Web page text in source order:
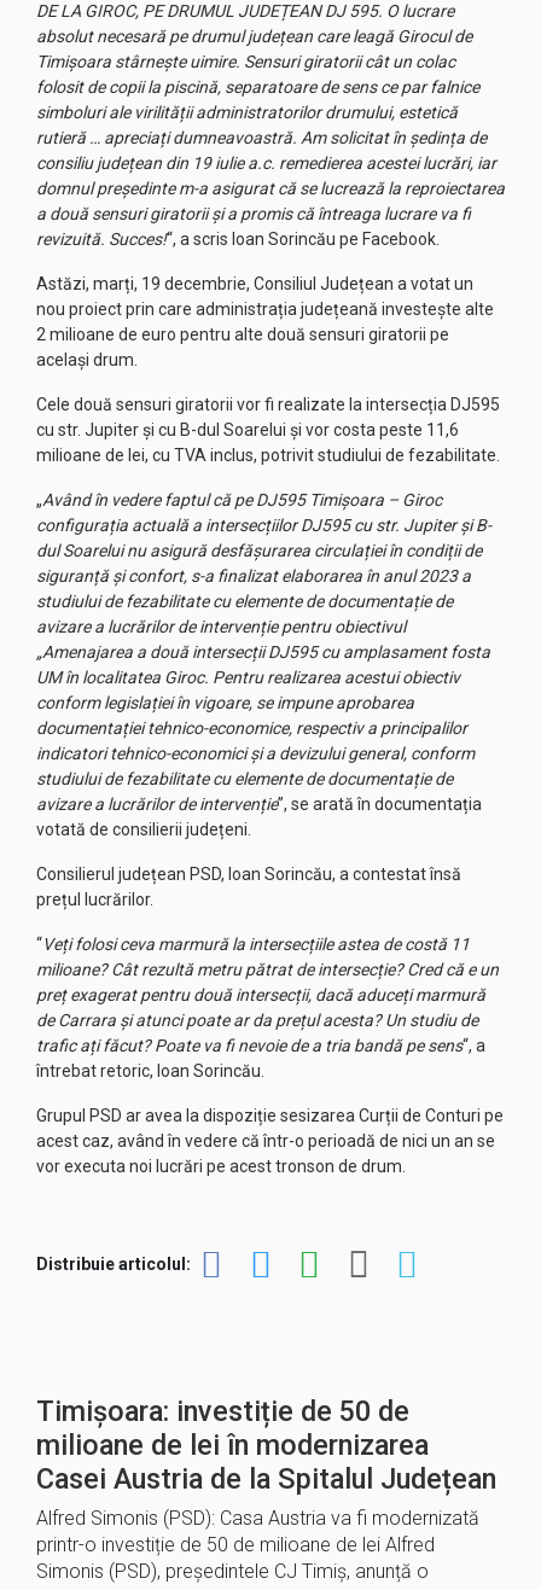
DE LA GIROC, PE DRUMUL JUDEȚEAN DJ 595. O lucrare
absolut necesară pe drumul județean care leagă Girocul de
Timișoara stârnește uimire. Sensuri giratorii cât un colac
folosit de copii la piscină, separatoare de sens ce par falnice
simboluri ale virilității administratorilor drumului, estetică
rutieră … apreciați dumneavoastră. Am solicitat în ședința de
consiliu județean din 19 iulie a.c. remedierea acestei lucrări, iar
domnul președinte m-a asigurat că se lucrează la reproiectarea
a două sensuri giratorii și a promis că întreaga lucrare va fi
revizuită. Succes!“, a scris Ioan Sorincău pe Facebook.
Astăzi, marți, 19 decembrie, Consiliul Județean a votat un
nou proiect prin care administrația județeană investește alte
2 milioane de euro pentru alte două sensuri giratorii pe
același drum.
Cele două sensuri giratorii vor fi realizate la intersecția DJ595
cu str. Jupiter și cu B-dul Soarelui și vor costa peste 11,6
milioane de lei, cu TVA inclus, potrivit studiului de fezabilitate.
„Având în vedere faptul că pe DJ595 Timișoara – Giroc
configurația actuală a intersecțiilor DJ595 cu str. Jupiter și B-
dul Soarelui nu asigură desfășurarea circulației în condiții de
siguranță și confort, s-a finalizat elaborarea în anul 2023 a
studiului de fezabilitate cu elemente de documentație de
avizare a lucrărilor de intervenție pentru obiectivul
„Amenajarea a două intersecții DJ595 cu amplasament fosta
UM în localitatea Giroc. Pentru realizarea acestui obiectiv
conform legislației în vigoare, se impune aprobarea
documentației tehnico-economice, respectiv a principalilor
indicatori tehnico-economici și a devizului general, conform
studiului de fezabilitate cu elemente de documentație de
avizare a lucrărilor de intervenție”, se arată în documentația
votată de consilierii județeni.
Consilierul județean PSD, Ioan Sorincău, a contestat însă
prețul lucrărilor.
“Veți folosi ceva marmură la intersecțiile astea de costă 11
milioane? Cât rezultă metru pătrat de intersecție? Cred că e un
preț exagerat pentru două intersecții, dacă aduceți marmură
de Carrara și atunci poate ar da prețul acesta? Un studiu de
trafic ați făcut? Poate va fi nevoie de a tria bandă pe sens“, a
întrebat retoric, Ioan Sorincău.
Grupul PSD ar avea la dispoziție sesizarea Curții de Conturi pe
acest caz, având în vedere că într-o perioadă de nici un an se
vor executa noi lucrări pe acest tronson de drum.
Distribuie articolul:
Timișoara: investiție de 50 de
milioane de lei în modernizarea
Casei Austria de la Spitalul Județean
Alfred Simonis (PSD): Casa Austria va fi modernizată
printr-o investiție de 50 de milioane de lei Alfred
Simonis (PSD), președintele CJ Timiș, anunță o